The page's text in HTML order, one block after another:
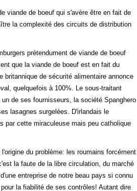
viande de boeuf qui s'avère être en fait de
la complexité des circuits de distribution
prétendument de viande de boeuf
que la viande de boeuf est en fait du
britannique de sécurité alimentaire annonce
quelquefois à 100%. Le sous-traitant
de ses fournisseurs, la société Spanghero
lasagnes surgelées. D'irlandais le
par cette miraculeuse mais peu catholique
du problème: les roumains forcément
la faute de la libre circulation, du marché
entreprise de notre beau pays si connu
la fiabilité de ses contrôles! Autant dire